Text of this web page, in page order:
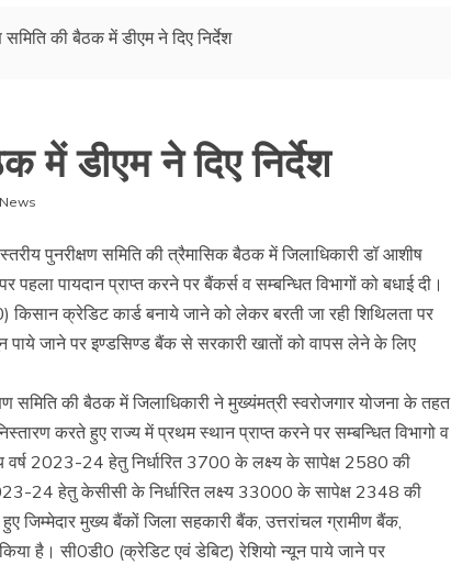
समिति की बैठक में डीएम ने दिए निर्देश
में डीएम ने दिए निर्देश
पुनरीक्षण समिति की त्रैमासिक बैठक में जिलाधिकारी डॉ आशीष
पायदान प्राप्त करने पर बैंकर्स व सम्बन्धित विभागों को बधाई दी।
किसान क्रेडिट कार्ड बनाये जाने को लेकर बरती जा रही शिथिलता पर
पाये जाने पर इण्डसिण्ड बैंक से सरकारी खातों को वापस लेने के लिए
समिति की बैठक में जिलाधिकारी ने मुख्यंमत्री स्वरोजगार योजना के तहत
करते हुए राज्य में प्रथम स्थान प्राप्त करने पर सम्बन्धित विभागो व
वर्ष 2023-24 हेतु निर्धारित 3700 के लक्ष्य के सापेक्ष 2580 की
24 हेतु केसीसी के निर्धारित लक्ष्य 33000 के सापेक्ष 2348 की
जिम्मेदार मुख्य बैंकों जिला सहकारी बैंक, उत्तरांचल ग्रामीण बैंक,
है। सी0डी0 (क्रेडिट एवं डेबिट) रेशियो न्यून पाये जाने पर